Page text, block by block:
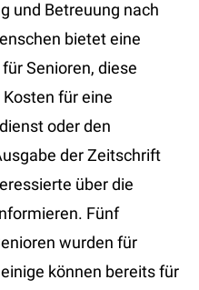
und Betreuung nach
bietet eine
Senioren, diese
für eine
oder den
der Zeitschrift
über die
Fünf
wurden für
können bereits für